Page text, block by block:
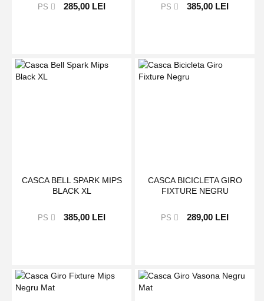
PS 285,00 LEI PS 385,00 LEI
CASCA BELL SPARK MIPS
BLACK XL
PS 385,00 LEI
CASCA BICICLETA GIRO
FIXTURE NEGRU
PS 289,00 LEI